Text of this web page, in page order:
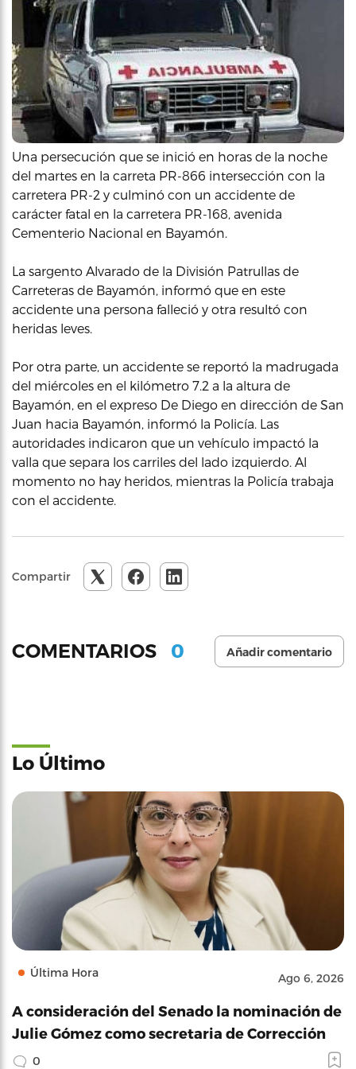
Una persecución que se inició en horas de la noche
del martes en la carreta PR-866 intersección con la
carretera PR-2 y culminó con un accidente de
carácter fatal en la carretera PR-168, avenida
Cementerio Nacional en Bayamón.
La sargento Alvarado de la División Patrullas de
Carreteras de Bayamón, informó que en este
accidente una persona falleció y otra resultó con
heridas leves.
Por otra parte, un accidente se reportó la madrugada
del miércoles en el kilómetro 7.2 a la altura de
Bayamón, en el expreso De Diego en dirección de San
Juan hacia Bayamón, informó la Policía. Las
autoridades indicaron que un vehículo impactó la
valla que separa los carriles del lado izquierdo. Al
momento no hay heridos, mientras la Policía trabaja
con el accidente.
Compartir
COMENTARIOS 0 Añadir comentario
Lo Último
Última Hora Ago 6, 2026
A consideración del Senado la nominación de
Julie Gómez como secretaria de Corrección
0